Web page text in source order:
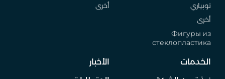
توبياري
أخرى
Фигуры из
стеклопластика
أخرى
الخدمات
الأخبار